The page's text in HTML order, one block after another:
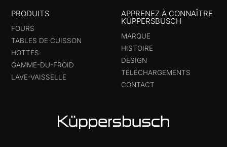
PRODUITS
FOURS
TABLES DE CUISSON
HOTTES
GAMME-DU-FROID
LAVE-VAISSELLE
APPRENEZ À CONNAÎTRE
KÜPPERSBUSCH
MARQUE
HISTOIRE
DESIGN
TÉLÉCHARGEMENTS
CONTACT